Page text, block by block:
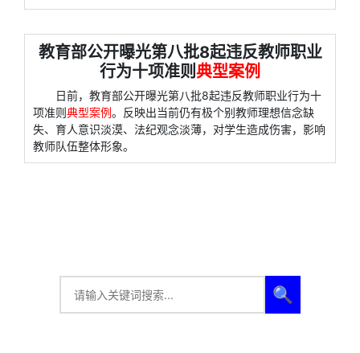
教育部公开曝光第八批8起违反教师职业
行为十项准则典型案例
日前，教育部公开曝光第八批8起违反教师职业行为十
项准则典型案例。反映出当前仍有极个别教师理想信念缺
失、育人意识淡漠、法纪观念淡薄，对学生造成伤害，影响
教师队伍整体形象。
🔍